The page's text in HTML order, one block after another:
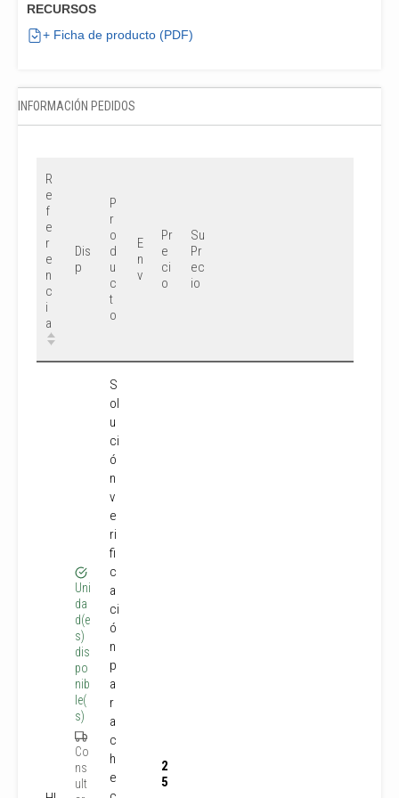
RECURSOS
+ Ficha de producto (PDF)
INFORMACIÓN PEDIDOS
R
e
f
e
r
e
n
c
i
a
Dis
p
P
r
o
d
u
c
t
o
E
n
v
Pr
e
ci
o
Su
Pr
ec
io
Uni
da
d(e
s)
dis
po
nib
le(
s)
Co
ns
ult
S
ol
u
ci
ó
n
v
e
ri
fi
c
a
ci
ó
n
p
a
r
a
c
h
e
2
5